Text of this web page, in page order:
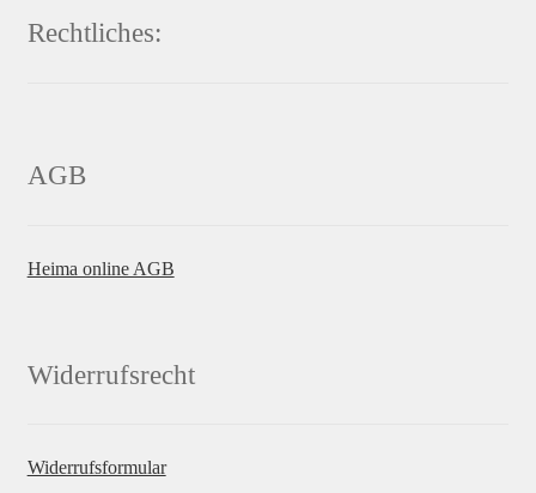
Rechtliches:
AGB
Heima online AGB
Widerrufsrecht
Widerrufsformular